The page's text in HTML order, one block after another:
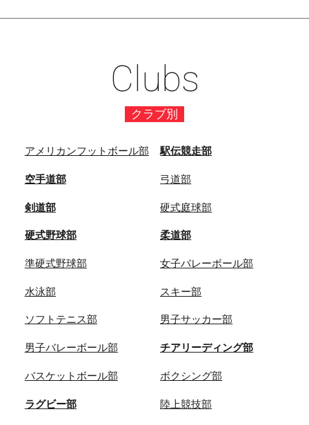
Clubs
クラブ別
アメリカンフットボール部 駅伝競走部
空手道部 弓道部
剣道部 硬式庭球部
硬式野球部 柔道部
準硬式野球部 女子バレーボール部
水泳部 スキー部
ソフトテニス部 男子サッカー部
男子バレーボール部 チアリーディング部
バスケットボール部 ボクシング部
ラグビー部 陸上競技部